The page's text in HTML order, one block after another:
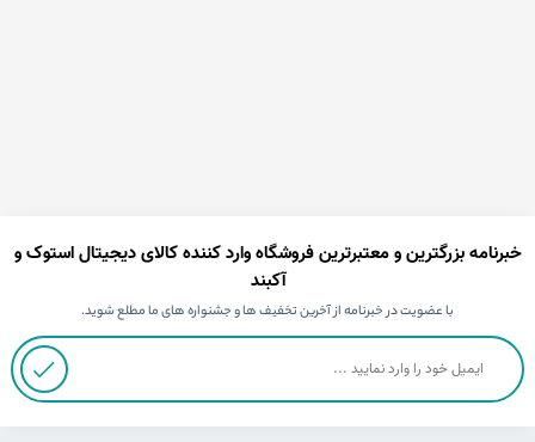
خبرنامه بزرگترین و معتبرترین فروشگاه وارد کننده کالای دیجیتال استوک و
آکبند
با عضویت در خبرنامه از آخرین تخفیف ها و جشنواره های ما مطلع شوید.